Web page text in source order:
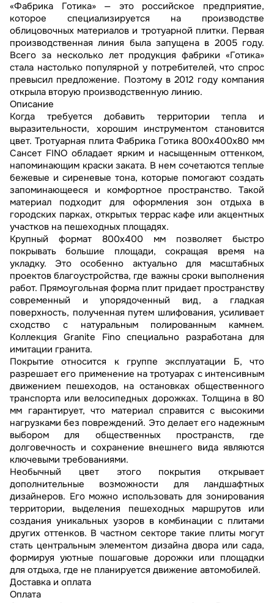
«Фабрика Готика» — это российское предприятие,
которое специализируется на производстве
облицовочных материалов и тротуарной плитки. Первая
производственная линия была запущена в 2005 году.
Всего за несколько лет продукция фабрики «Готика»
стала настолько популярной у потребителей, что спрос
превысил предложение. Поэтому в 2012 году компания
открыла вторую производственную линию.
Описание
Когда требуется добавить территории тепла и
выразительности, хорошим инструментом становится
цвет. Тротуарная плита Фабрика Готика 800х400х80 мм
Сансет FINO обладает ярким и насыщенным оттенком,
напоминающим краски заката. В нем сочетаются теплые
бежевые и сиреневые тона, которые помогают создать
запоминающееся и комфортное пространство. Такой
материал подходит для оформления зон отдыха в
городских парках, открытых террас кафе или акцентных
участков на пешеходных площадях.
Крупный формат 800x400 мм позволяет быстро
покрывать большие площади, сокращая время на
укладку. Это особенно актуально для масштабных
проектов благоустройства, где важны сроки выполнения
работ. Прямоугольная форма плит придает пространству
современный и упорядоченный вид, а гладкая
поверхность, полученная путем шлифования, усиливает
сходство с натуральным полированным камнем.
Коллекция Granite Fino специально разработана для
имитации гранита.
Покрытие относится к группе эксплуатации Б, что
разрешает его применение на тротуарах с интенсивным
движением пешеходов, на остановках общественного
транспорта или велосипедных дорожках. Толщина в 80
мм гарантирует, что материал справится с высокими
нагрузками без повреждений. Это делает его надежным
выбором для общественных пространств, где
долговечность и сохранение внешнего вида являются
ключевыми требованиями.
Необычный цвет этого покрытия открывает
дополнительные возможности для ландшафтных
дизайнеров. Его можно использовать для зонирования
территории, выделения пешеходных маршрутов или
создания уникальных узоров в комбинации с плитами
других оттенков. В частном секторе такие плиты могут
стать центральным элементом дизайна двора или сада,
формируя уютные пошаговые дорожки или площадки
для отдыха, где не планируется движение автомобилей.
Доставка и оплата
Оплата